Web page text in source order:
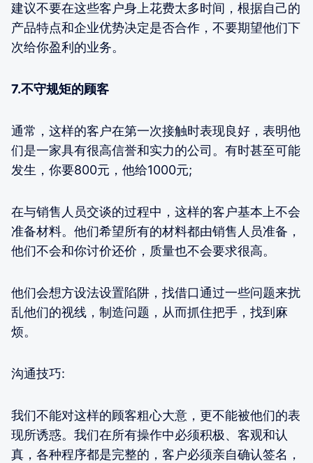
建议不要在这些客户身上花费太多时间，根据自己的
产品特点和企业优势决定是否合作，不要期望他们下
次给你盈利的业务。
7.不守规矩的顾客
通常，这样的客户在第一次接触时表现良好，表明他
们是一家具有很高信誉和实力的公司。有时甚至可能
发生，你要800元，他给1000元;
在与销售人员交谈的过程中，这样的客户基本上不会
准备材料。他们希望所有的材料都由销售人员准备，
他们不会和你讨价还价，质量也不会要求很高。
他们会想方设法设置陷阱，找借口通过一些问题来扰
乱他们的视线，制造问题，从而抓住把手，找到麻
烦。
沟通技巧:
我们不能对这样的顾客粗心大意，更不能被他们的表
现所诱惑。我们在所有操作中必须积极、客观和认
真，各种程序都是完整的，客户必须亲自确认签名，